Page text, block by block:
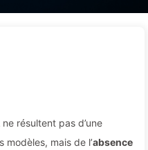
leur
l'IA 169
résultent pas d’une
mais de l’absence